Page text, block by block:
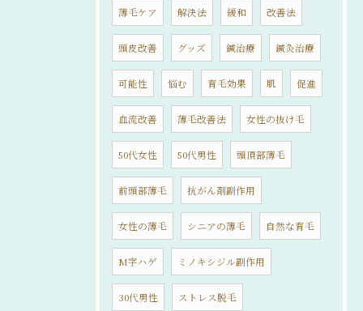
薄毛ケア 解決法 緩和 改善法
頭皮改善 グッズ 鍼治療 鍼灸治療
可能性 悩む 育毛効果 肌 促進
血流改善 薄毛改善法 女性の抜け毛
50代女性 50代男性 頭頂部薄毛
前頭部薄毛 抗がん剤副作用
女性の薄毛 シニアの薄毛 自然な育毛
M字ハゲ ミノキシジル副作用
30代男性 ストレス脱毛